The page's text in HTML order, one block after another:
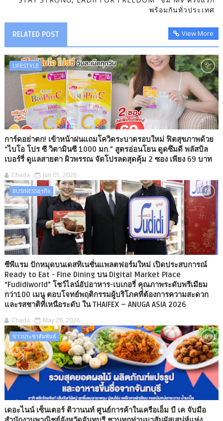
พร้อมกันทั่วประเทศ
RELATED POST View More
LIFESTYLE
การ์ดอย่าตก! เข้าหน้าฝนแถมโควิดระบาดรอบใหม่ ฟิตสุขภาพด้วย
“ไบโอ โปร ซี วิตามินซี 1000 มก.” สูตรอ่อนโยน ดูดซึมดี พลัสบิล
เบอร์รี่ ดูแลสายตา ผิวพรรณ จัดโปรลดสุดคุ้ม 2 ซอง เพียง 69 บาท
Chada Jun 01, 2026
BUSINESSธุรกิจ
ซีพีแรม ปักหมุดบนเดสทิเนชั่นแพลตฟอร์มใหม่ เปิดประสบการณ์
Ready to Eat - Fine Dining บน Digital Market Place
“Fudidiworld” โชว์ไลน์อัปอาหาร-เบเกอรี่ คุณภาพระดับพรีเมียม
กว่า100 เมนู ตอบโจทย์พฤติกรรมผู้บริโภคที่ต้องการความสะดวก
และรสชาติที่เหนือระดับ ใน THAIFEX – ANUGA ASIA 2026
Chada May 28, 2026
ข่าวประชาสัมพันธ์
เดอะไนน์ เซ็นเตอร์ ติวานนท์ ศูนย์การค้าในเครือเอ็ม บี เค จับมือ